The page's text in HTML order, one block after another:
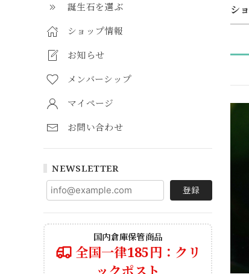
誕生石を選ぶ
ショップ情報
お知らせ
メンバーシップ
マイページ
お問い合わせ
NEWSLETTER
登録
国内倉庫保管商品
全国一律185円：クリ
シ